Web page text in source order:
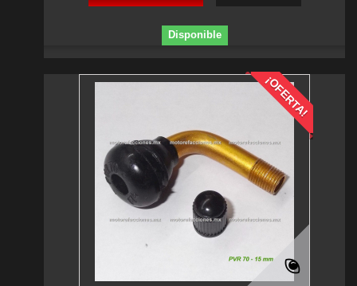
Disponible
¡OFERTA!